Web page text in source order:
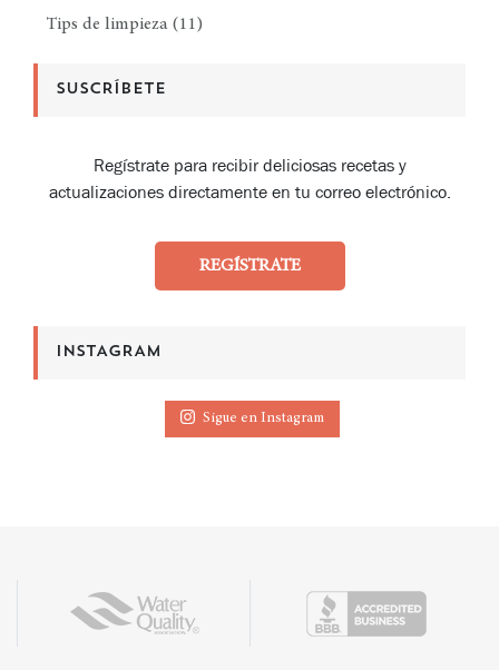
Tips de limpieza (11)
SUSCRÍBETE
Regístrate para recibir deliciosas recetas y
actualizaciones directamente en tu correo electrónico.
REGÍSTRATE
INSTAGRAM
Sigue en Instagram